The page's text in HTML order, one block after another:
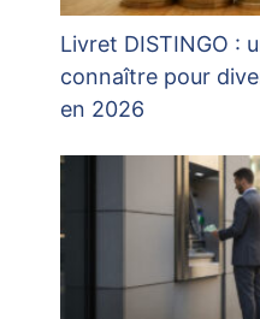
Livret DISTINGO :
connaître pour
en 2026